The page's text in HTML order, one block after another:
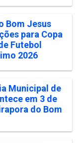
Bom Jesus
para Copa
Futebol
2026
Municipal de
em 3 de
do Bom